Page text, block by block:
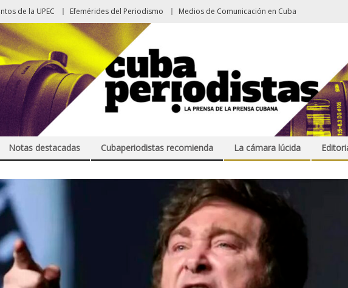
de la UPEC Efemérides del Periodismo Medios de Comunicación en Cuba
Notas destacadas Cubaperiodistas recomienda La cámara lúcida